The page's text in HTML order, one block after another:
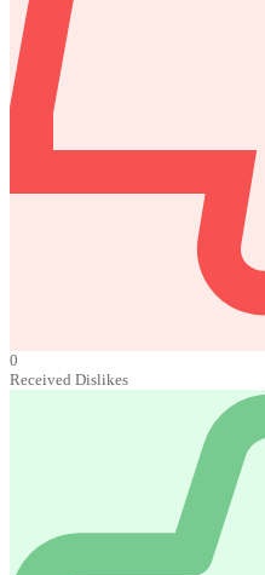
0
Received Dislikes